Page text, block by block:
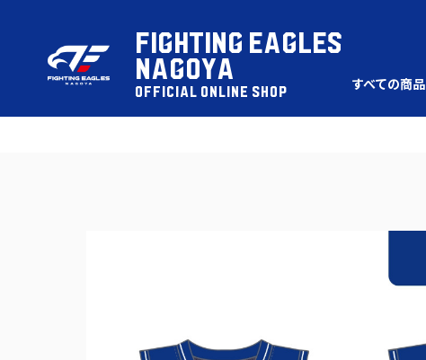
FIGHTING EAGLES
NAGOYA
OFFICIAL ONLINE SHOP すべての商品